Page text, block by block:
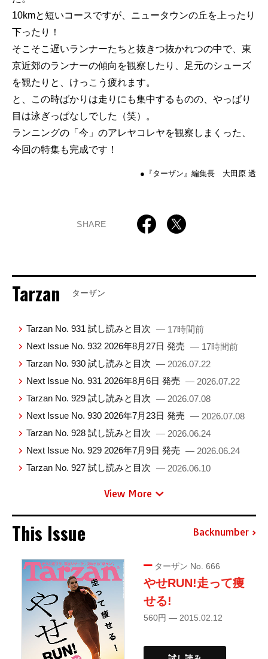
10kmと短いコースですが、ニュータウンの丘を上ったり
下ったり！
そこそこ遅いランナーたちと抜きつ抜かれつの中で、東
京近郊のランナーの傾向を観察したり、足元のシューズ
を観たりと、けっこう疲れます。
と、この時ばかりは走りにも集中するものの、やっぱり
目は泳ぎっぱなしでした（笑）。
ランニングの「今」のアレヤコレヤを観察しまくった、
今回の特集も完成です！
●『ターザン』編集長 大田原 透
SHARE
Tarzan ターザン
Tarzan No. 931 試し読みと目次 — 17時間前
Next Issue No. 932 2026年8月27日 発売 — 17時間前
Tarzan No. 930 試し読みと目次 — 2026.07.22
Next Issue No. 931 2026年8月6日 発売 — 2026.07.22
Tarzan No. 929 試し読みと目次 — 2026.07.08
Next Issue No. 930 2026年7月23日 発売 — 2026.07.08
Tarzan No. 928 試し読みと目次 — 2026.06.24
Next Issue No. 929 2026年7月9日 発売 — 2026.06.24
Tarzan No. 927 試し読みと目次 — 2026.06.10
View More
This Issue Backnumber
ターザン No. 666
やせRUN!走って痩
せる!
560円 — 2015.02.12